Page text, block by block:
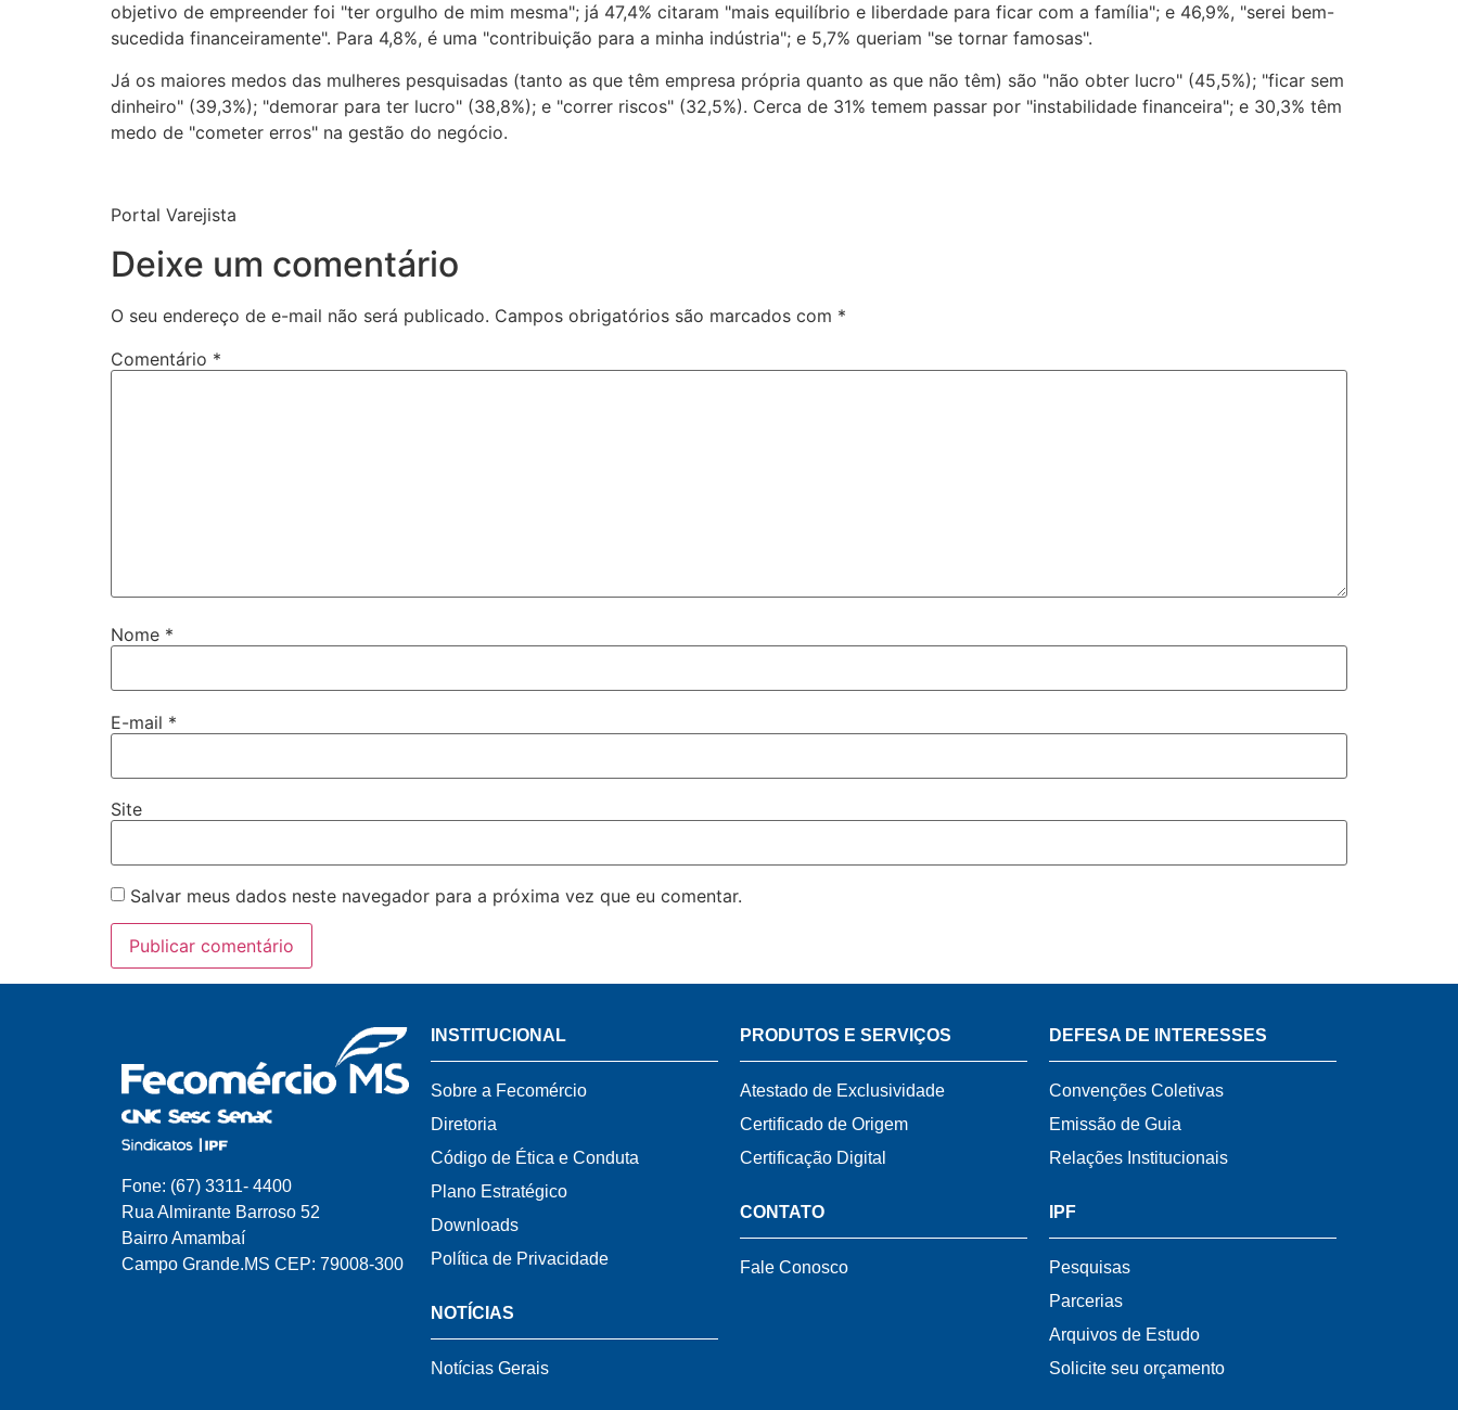
objetivo de empreender foi "ter orgulho de mim mesma"; já 47,4% citaram "mais equilíbrio e liberdade para ficar com a família"; e 46,9%, "serei bem-
sucedida financeiramente". Para 4,8%, é uma "contribuição para a minha indústria"; e 5,7% queriam "se tornar famosas".
Já os maiores medos das mulheres pesquisadas (tanto as que têm empresa própria quanto as que não têm) são "não obter lucro" (45,5%); "ficar sem
dinheiro" (39,3%); "demorar para ter lucro" (38,8%); e "correr riscos" (32,5%). Cerca de 31% temem passar por "instabilidade financeira"; e 30,3% têm
medo de "cometer erros" na gestão do negócio.
Portal Varejista
Deixe um comentário
O seu endereço de e-mail não será publicado. Campos obrigatórios são marcados com *
Comentário *
Nome *
E-mail *
Site
Salvar meus dados neste navegador para a próxima vez que eu comentar.
Fone: (67) 3311- 4400
Rua Almirante Barroso 52
Bairro Amambaí
Campo Grande.MS CEP: 79008-300
INSTITUCIONAL
Sobre a Fecomércio
Diretoria
Código de Ética e Conduta
Plano Estratégico
Downloads
Política de Privacidade
NOTÍCIAS
Notícias Gerais
PRODUTOS E SERVIÇOS
Atestado de Exclusividade
Certificado de Origem
Certificação Digital
CONTATO
Fale Conosco
DEFESA DE INTERESSES
Convenções Coletivas
Emissão de Guia
Relações Institucionais
IPF
Pesquisas
Parcerias
Arquivos de Estudo
Solicite seu orçamento